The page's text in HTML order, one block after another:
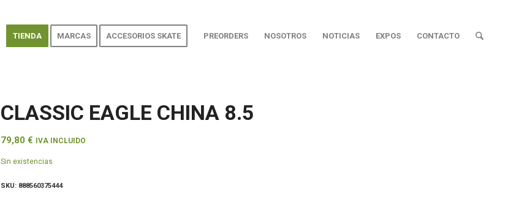
TIENDA MARCAS ACCESORIOS SKATE PREORDERS NOSOTROS NOTICIAS EXPOS CONTACTO
CLASSIC EAGLE CHINA 8.5
79,80€ IVA INCLUIDO
Sin existencias
SKU: 888560375444